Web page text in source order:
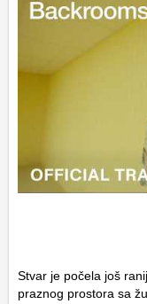
Stvar je počela još
praznog prostora sa